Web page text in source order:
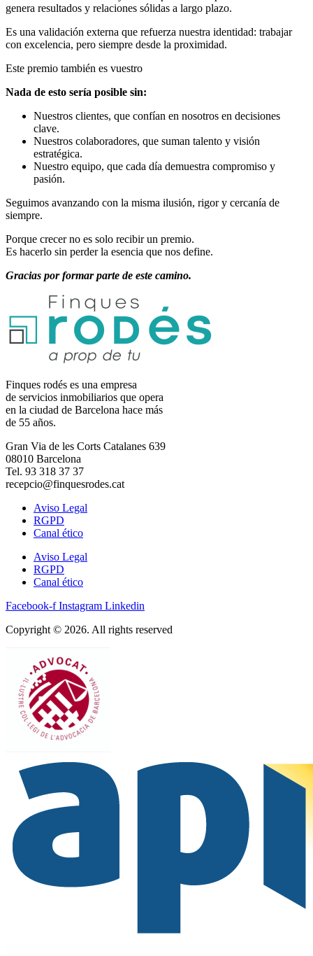
genera resultados y relaciones sólidas a largo plazo.
Es una validación externa que refuerza nuestra identidad: trabajar
con excelencia, pero siempre desde la proximidad.
Este premio también es vuestro
Nada de esto sería posible sin:
Nuestros clientes, que confían en nosotros en decisiones
clave.
Nuestros colaboradores, que suman talento y visión
estratégica.
Nuestro equipo, que cada día demuestra compromiso y
pasión.
Seguimos avanzando con la misma ilusión, rigor y cercanía de
siempre.
Porque crecer no es solo recibir un premio.
Es hacerlo sin perder la esencia que nos define.
Gracias por formar parte de este camino.
Finques rodés es una empresa
de servicios inmobiliarios que opera
en la ciudad de Barcelona hace más
de 55 años.
Gran Via de les Corts Catalanes 639
08010 Barcelona
Tel. 93 318 37 37
recepcio@finquesrodes.cat
Aviso Legal
RGPD
Canal ético
Aviso Legal
RGPD
Canal ético
Facebook-f Instagram Linkedin
Copyright © 2026. All rights reserved